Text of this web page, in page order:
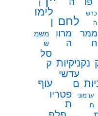
ן
כרש
ה
לחם
לימו
ן
ממר
ח
מרוו
ה
משמ
ש
נקניקיות
סל
ק
עדשי
ם
עוף
ערמוני
ם
פטריו
ת